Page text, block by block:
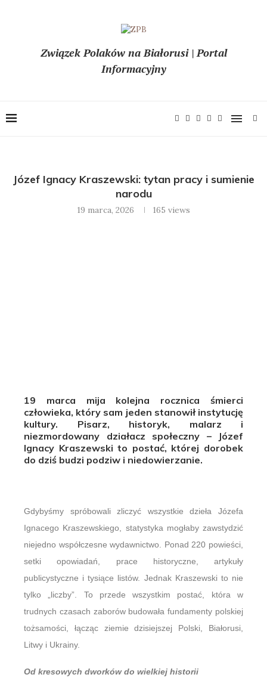
Związek Polaków na Białorusi | Portal
Informacyjny
Józef Ignacy Kraszewski: tytan pracy i sumienie
narodu
19 marca, 2026 165 views
19 marca mija kolejna rocznica śmierci
człowieka, który sam jeden stanowił instytucję
kultury. Pisarz, historyk, malarz i
niezmordowany działacz społeczny – Józef
Ignacy Kraszewski to postać, której dorobek
do dziś budzi podziw i niedowierzanie.
Gdybyśmy spróbowali zliczyć wszystkie dzieła Józefa
Ignacego Kraszewskiego, statystyka mogłaby zawstydzić
niejedno współczesne wydawnictwo. Ponad 220 powieści,
setki opowiadań, prace historyczne, artykuły
publicystyczne i tysiące listów. Jednak Kraszewski to nie
tylko „liczby”. To przede wszystkim postać, która w
trudnych czasach zaborów budowała fundamenty polskiej
tożsamości, łącząc ziemie dzisiejszej Polski, Białorusi,
Litwy i Ukrainy.
Od kresowych dworków do wielkiej historii